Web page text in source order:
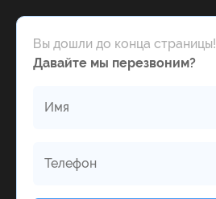
Вы дошли до конца страницы!
Давайте мы перезвоним?